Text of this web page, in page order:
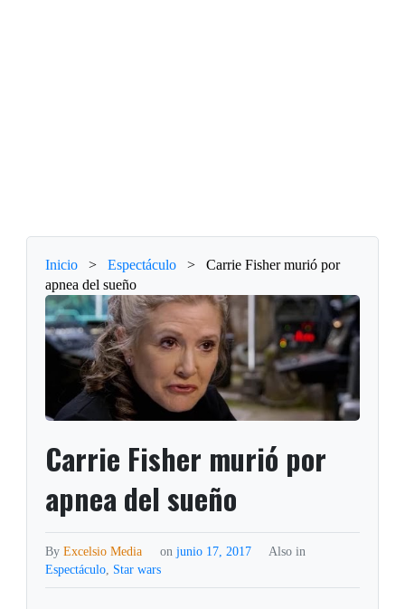
Inicio > Espectáculo >
Carrie Fisher murió por
apnea del sueño
Carrie Fisher murió por
apnea del sueño
ByExcelsio Media on junio 17, 2017
Also in
Espectáculo, Star wars